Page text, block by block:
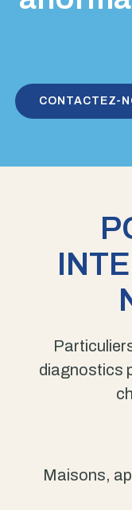
CONTACTEZ-
diagnostics
Maisons,